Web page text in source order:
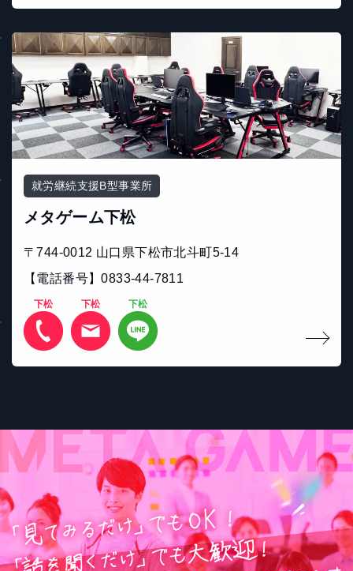
就労継続支援B型事業所
メタゲーム下松
〒744-0012 山口県下松市北斗町5-14
【電話番号】0833-44-7811
下松 下松 下松